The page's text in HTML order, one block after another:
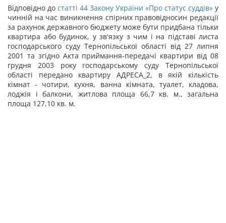
Відповідно до статті 44 Закону України «Про статус суддів» у
чинній на час виникнення спірних правовідносин редакції
за рахунок державного бюджету може бути придбана тільки
квартира або будинок, у зв'язку з чим і на підставі листа
господарського суду Тернопільської області від 27 липня
2001 та згідно Акта приймання-передачі квартири від 08
грудня 2003 року господарському суду Тернопільської
області передано квартиру АДРЕСА_2, в якій кількість
кімнат - чотири, кухня, ванна кімната, туалет, кладова,
лоджія і балкони, житлова площа 66,7 кв. м., загальна
площа 127,10 кв. м.